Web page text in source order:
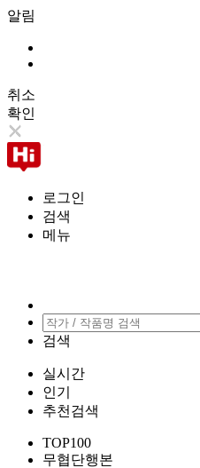
알림
취소
확인
로그인
검색
메뉴
검색
실시간
인기
추천검색
TOP100
무협단행본